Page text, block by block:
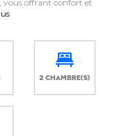
vous offrant confort et
2 chambre(s)